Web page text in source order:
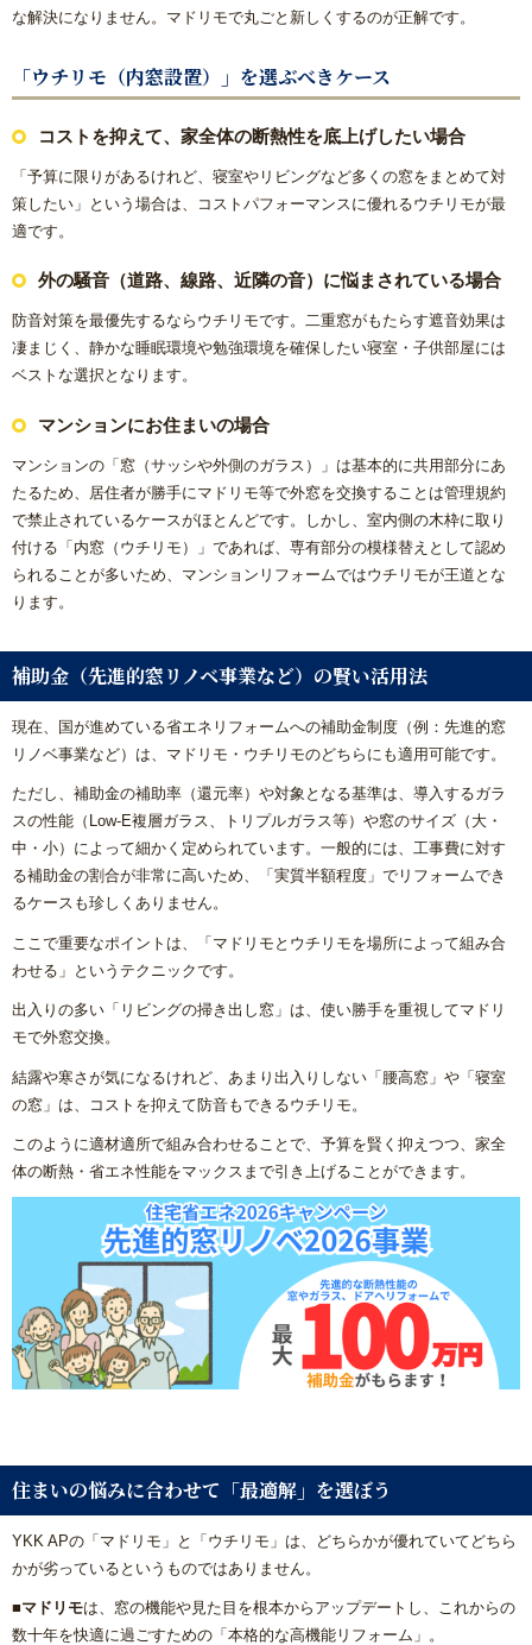
な解決になりません。マドリモで丸ごと新しくするのが正解です。
「ウチリモ（内窓設置）」を選ぶべきケース
コストを抑えて、家全体の断熱性を底上げしたい場合
「予算に限りがあるけれど、寝室やリビングなど多くの窓をまとめて対
策したい」という場合は、コストパフォーマンスに優れるウチリモが最
適です。
外の騒音（道路、線路、近隣の音）に悩まされている場合
防音対策を最優先するならウチリモです。二重窓がもたらす遮音効果は
凄まじく、静かな睡眠環境や勉強環境を確保したい寝室・子供部屋には
ベストな選択となります。
マンションにお住まいの場合
マンションの「窓（サッシや外側のガラス）」は基本的に共用部分にあ
たるため、居住者が勝手にマドリモ等で外窓を交換することは管理規約
で禁止されているケースがほとんどです。しかし、室内側の木枠に取り
付ける「内窓（ウチリモ）」であれば、専有部分の模様替えとして認め
られることが多いため、マンションリフォームではウチリモが王道とな
ります。
補助金（先進的窓リノベ事業など）の賢い活用法
現在、国が進めている省エネリフォームへの補助金制度（例：先進的窓
リノベ事業など）は、マドリモ・ウチリモのどちらにも適用可能です。
ただし、補助金の補助率（還元率）や対象となる基準は、導入するガラ
スの性能（Low-E複層ガラス、トリプルガラス等）や窓のサイズ（大・
中・小）によって細かく定められています。一般的には、工事費に対す
る補助金の割合が非常に高いため、「実質半額程度」でリフォームでき
るケースも珍しくありません。
ここで重要なポイントは、「マドリモとウチリモを場所によって組み合
わせる」というテクニックです。
出入りの多い「リビングの掃き出し窓」は、使い勝手を重視してマドリ
モで外窓交換。
結露や寒さが気になるけれど、あまり出入りしない「腰高窓」や「寝室
の窓」は、コストを抑えて防音もできるウチリモ。
このように適材適所で組み合わせることで、予算を賢く抑えつつ、家全
体の断熱・省エネ性能をマックスまで引き上げることができます。
住まいの悩みに合わせて「最適解」を選ぼう
YKK APの「マドリモ」と「ウチリモ」は、どちらかが優れていてどちら
かが劣っているというものではありません。
■マドリモは、窓の機能や見た目を根本からアップデートし、これからの
数十年を快適に過ごすための「本格的な高機能リフォーム」。